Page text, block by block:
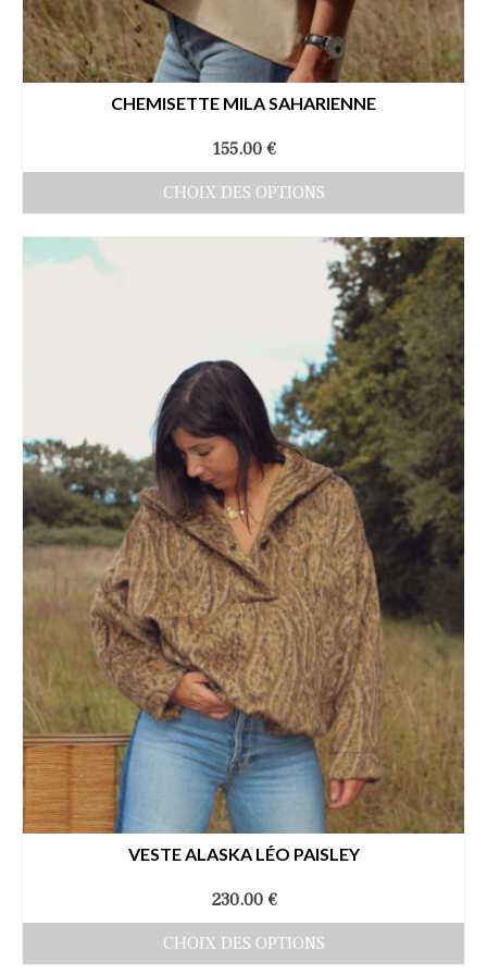
CHEMISETTE MILA SAHARIENNE
155.00 €
CHOIX DES OPTIONS
variations.
Les
options
peuvent
être
choisies
sur
la
page
du
produit
VESTE ALASKA LÉO PAISLEY
230.00 €
CHOIX DES OPTIONS